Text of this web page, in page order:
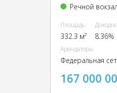
Речной вокзал
Площадь
332.3 м² 8.36%
Арендаторы
Федеральная
167 000